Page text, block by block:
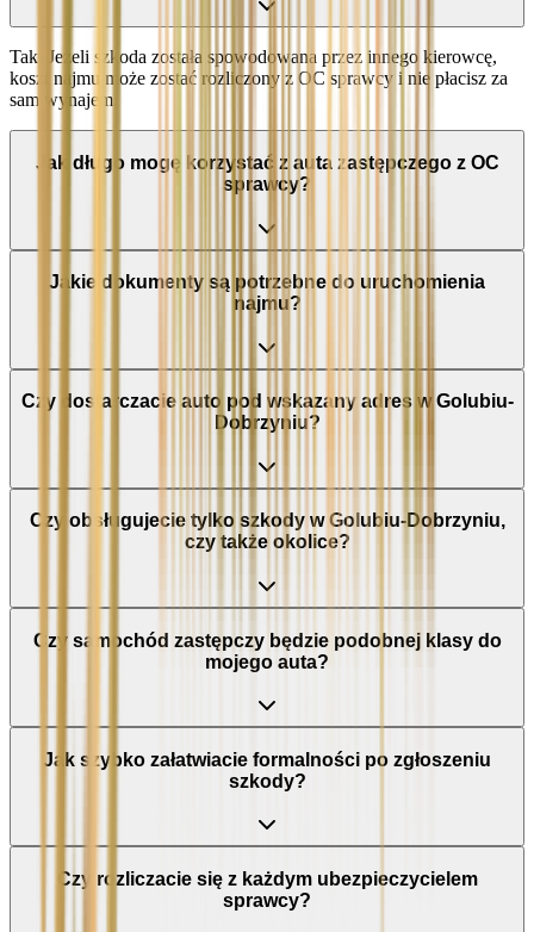
Tak. Jeżeli szkoda została spowodowana przez innego kierowcę,
koszt najmu może zostać rozliczony z OC sprawcy i nie płacisz za
sam wynajem.
Jak długo mogę korzystać z auta zastępczego z OC
sprawcy?
Jakie dokumenty są potrzebne do uruchomienia
najmu?
Czy dostarczacie auto pod wskazany adres w Golubiu-
Dobrzyniu?
Czy obsługujecie tylko szkody w Golubiu-Dobrzyniu,
czy także okolice?
Czy samochód zastępczy będzie podobnej klasy do
mojego auta?
Jak szybko załatwiacie formalności po zgłoszeniu
szkody?
Czy rozliczacie się z każdym ubezpieczycielem
sprawcy?